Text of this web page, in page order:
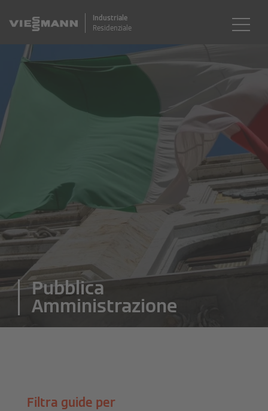
Industriale
Residenziale
Pubblica
Amministrazione
Filtra guide per